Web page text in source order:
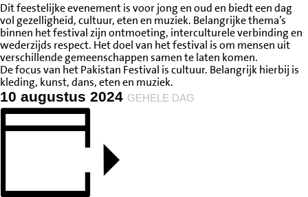
Dit feestelijke evenement is voor jong en oud en biedt een dag
vol gezelligheid, cultuur, eten en muziek. Belangrijke thema’s
binnen het festival zijn ontmoeting, interculturele verbinding en
wederzijds respect. Het doel van het festival is om mensen uit
verschillende gemeenschappen samen te laten komen.
De focus van het Pakistan Festival is cultuur. Belangrijk hierbij is
kleding, kunst, dans, eten en muziek.
10 augustus 2024 GEHELE DAG